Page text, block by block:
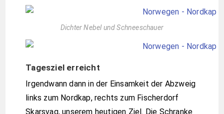
Dichter Nebel und Schneeschauer
Tagesziel erreicht
Irgendwann dann in der Einsamkeit der Abzweig
links zum Nordkap, rechts zum Fischerdorf
Skarsvag, unserem heutigen Ziel. Die Schranke